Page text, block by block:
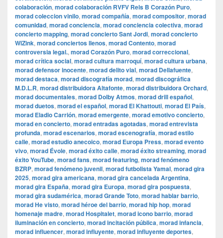
colaboración, morad colaboración RVFV Rels B Corazón Puro,
morad coleccion vinilo, morad compañía, morad compositor, morad
comunidad, morad conciencia, morad conciencia colectiva, morad
concierto mapping, morad concierto Sant Jordi, morad concierto
WiZink, morad conciertos llenos, morad Contento, morad
controversia legal., morad Corazón Puro, morad correccional,
morad crítica social, morad cultura marroquí, morad cultura urbana,
morad defensor inocente, morad delito vial, morad Dellafuente,
morad destaca, morad discografía morad, morad discográfica
M.D.L.R, morad distribuidora Altafonte, morad distribuidora Orchard,
morad documentales, morad Dolby Atmos, morad drill español,
morad duetos, morad el español, morad El Khattouti, morad El País,
morad Eladio Carrión, morad emergente, morad emotivo concierto,
morad en concierto, morad entradas agotadas, morad entrevista
profunda, morad escenarios, morad escenografía, morad estilo
calle, morad estudio anecoico, morad Europa Press, morad evento
vivo, morad Évole, morad éxito calle, morad éxito streaming, morad
éxito YouTube, morad fans, morad featuring, morad fenómeno
BZRP, morad fenómeno juvenil, morad futbolista Yamal, morad gira
2025, morad gira americana, morad gira cancelada Argentina,
morad gira España, morad gira Europa, morad gira pospuesta,
morad gira sudamérica, morad Grande Toto, morad hablar barrio,
morad He visto, morad héroe del barrio, morad hip hop, morad
homenaje madre, morad Hospitalet, morad icono barrio, morad
iluminación en concierto, morad incitación pública, morad infancia,
morad influencer, morad influyente, morad influyente deportes,